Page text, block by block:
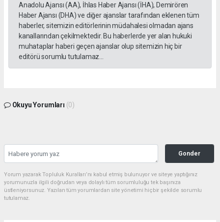
Anadolu Ajansı (AA), İhlas Haber Ajansı (İHA), Demirören
Haber Ajansı (DHA) ve diğer ajanslar tarafından eklenen tüm
haberler, sitemizin editörlerinin müdahalesi olmadan ajans
kanallarından çekilmektedir. Bu haberlerde yer alan hukuki
muhataplar haberi geçen ajanslar olup sitemizin hiç bir
editörü sorumlu tutulamaz...
Okuyu Yorumları (0)
Gonder
Yorum yazarak Topluluk Kuralları’nı kabul etmiş bulunuyor ve siteye yaptığınız
yorumunuzla ilgili doğrudan veya dolaylı tüm sorumluluğu tek başınıza
üstleniyorsunuz. Yazılan tüm yorumlardan site yönetimi hiçbir şekilde sorumlu
tutulamaz.